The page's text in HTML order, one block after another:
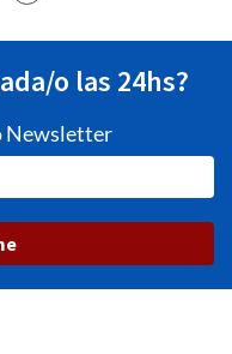
o las 24hs?
Newsletter